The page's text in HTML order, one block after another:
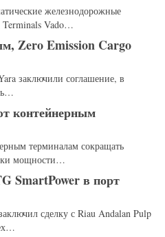
железнодорожные
Terminals Vado…
Zero Emission Cargo
заключили соглашение, в
контейнерным
терминалам сокращать
мощности…
SmartPower в порт
сделку с Riau Andalan Pulp